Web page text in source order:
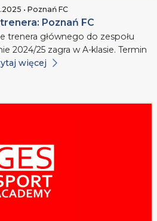
• Poznań FC
Poznań FC
trenera głównego do zespołu
2024/25 zagra w A-klasie. Termin
więcej